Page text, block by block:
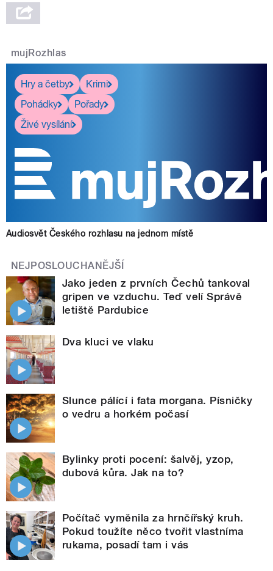
mujRozhlas
Hry a četby
Krimi
Pohádky
Pořady
Živé vysílání
Audiosvět Českého rozhlasu na jednom místě
NEJPOSLOUCHANĚJŠÍ
Jako jeden z prvních Čechů tankoval
gripen ve vzduchu. Teď velí Správě
letiště Pardubice
Dva kluci ve vlaku
Slunce pálící i fata morgana. Písničky
o vedru a horkém počasí
Bylinky proti pocení: šalvěj, yzop,
dubová kůra. Jak na to?
Počítač vyměnila za hrnčířský kruh.
Pokud toužíte něco tvořit vlastníma
rukama, posadí tam i vás